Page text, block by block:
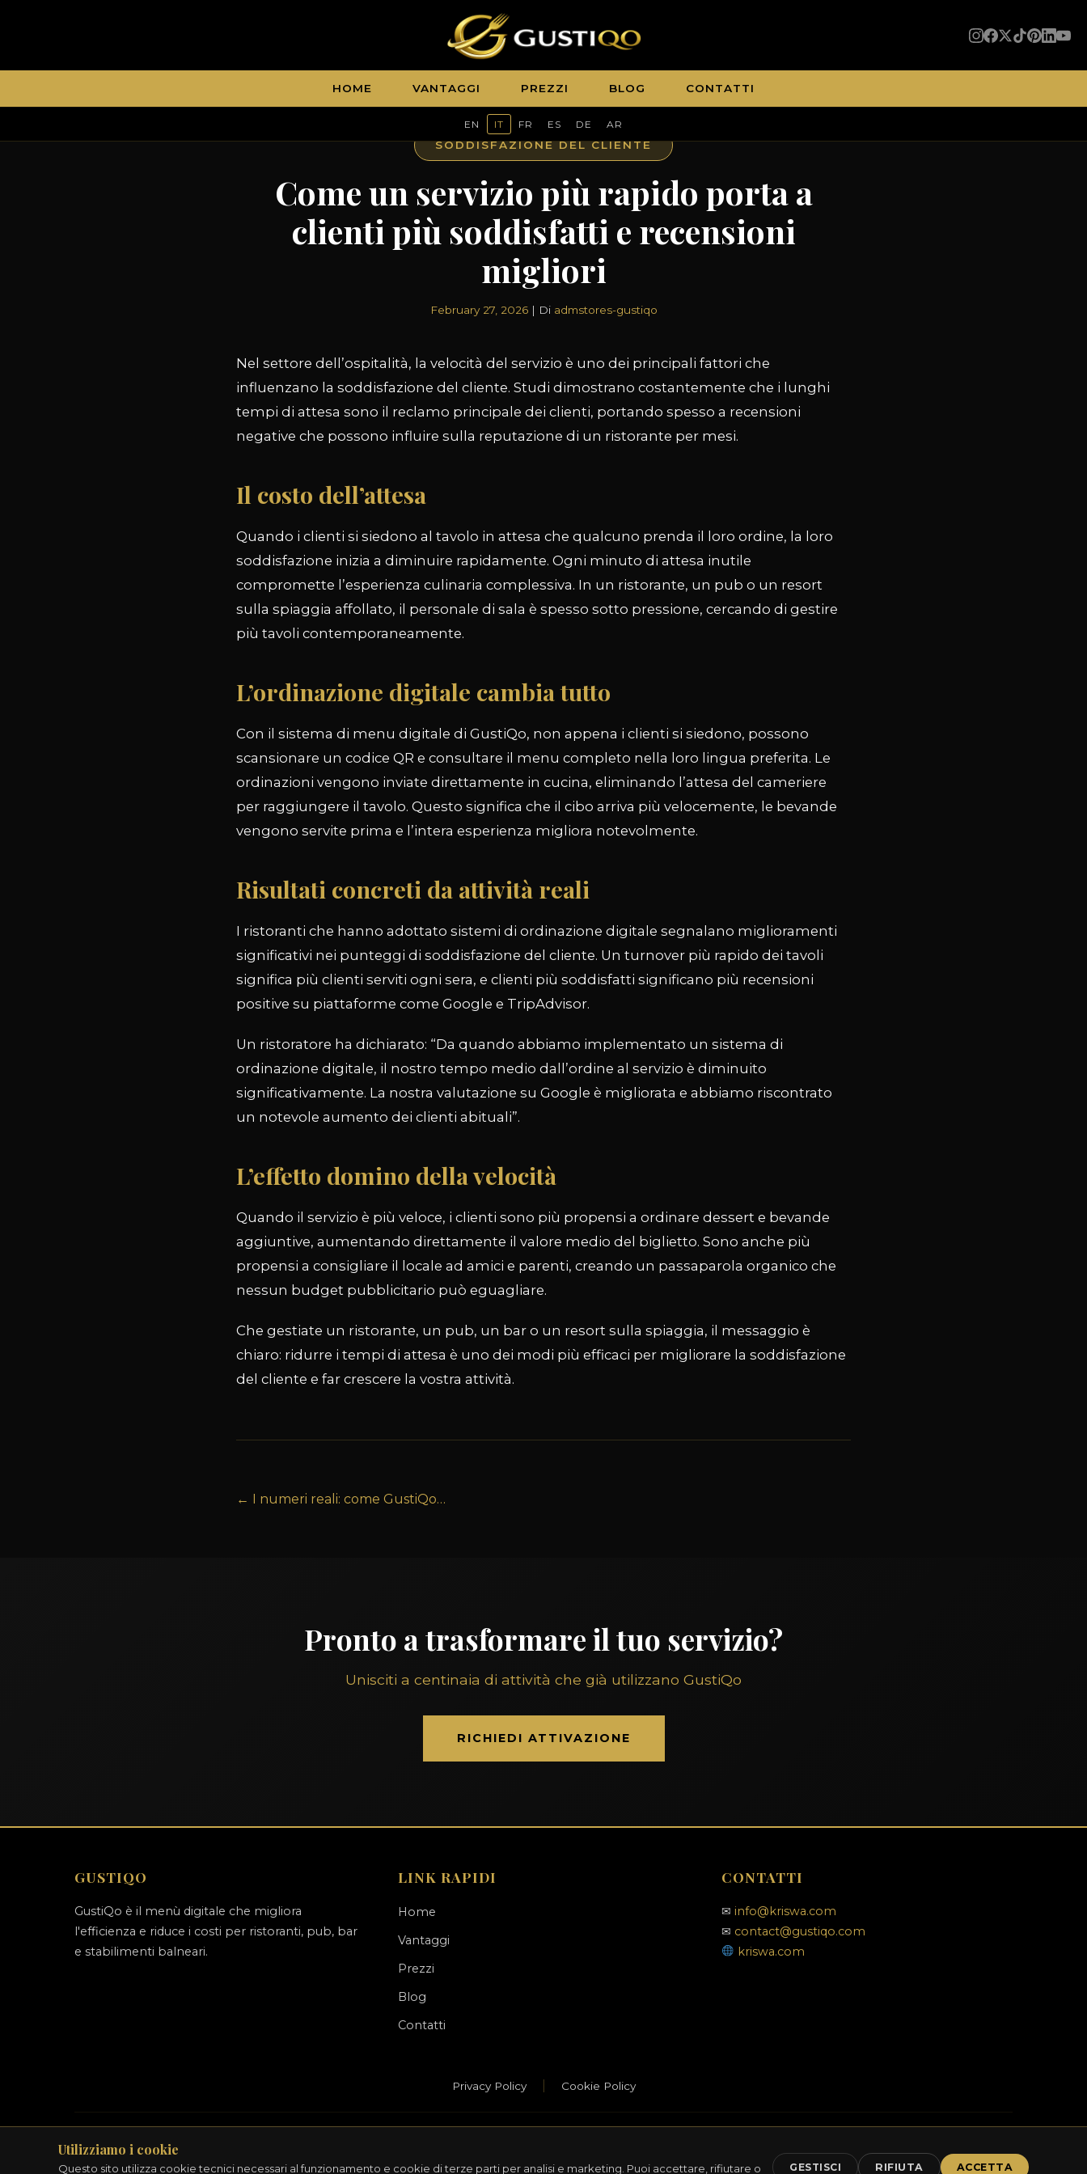
HOME VANTAGGI PREZZI BLOG CONTATTI
EN IT FR ES DE AR
SODDISFAZIONE DEL CLIENTE
Come un servizio più rapido porta a
clienti più soddisfatti e recensioni
migliori
February 27, 2026| Di admstores-gustiqo
Nel settore dell’ospitalità, la velocità del servizio è uno dei principali fattori che
influenzano la soddisfazione del cliente. Studi dimostrano costantemente che i lunghi
tempi di attesa sono il reclamo principale dei clienti, portando spesso a recensioni
negative che possono influire sulla reputazione di un ristorante per mesi.
Il costo dell’attesa
Quando i clienti si siedono al tavolo in attesa che qualcuno prenda il loro ordine, la loro
soddisfazione inizia a diminuire rapidamente. Ogni minuto di attesa inutile
compromette l’esperienza culinaria complessiva. In un ristorante, un pub o un resort
sulla spiaggia affollato, il personale di sala è spesso sotto pressione, cercando di gestire
più tavoli contemporaneamente.
L’ordinazione digitale cambia tutto
Con il sistema di menu digitale di GustiQo, non appena i clienti si siedono, possono
scansionare un codice QR e consultare il menu completo nella loro lingua preferita. Le
ordinazioni vengono inviate direttamente in cucina, eliminando l’attesa del cameriere
per raggiungere il tavolo. Questo significa che il cibo arriva più velocemente, le bevande
vengono servite prima e l’intera esperienza migliora notevolmente.
Risultati concreti da attività reali
I ristoranti che hanno adottato sistemi di ordinazione digitale segnalano miglioramenti
significativi nei punteggi di soddisfazione del cliente. Un turnover più rapido dei tavoli
significa più clienti serviti ogni sera, e clienti più soddisfatti significano più recensioni
positive su piattaforme come Google e TripAdvisor.
Un ristoratore ha dichiarato: “Da quando abbiamo implementato un sistema di
ordinazione digitale, il nostro tempo medio dall’ordine al servizio è diminuito
significativamente. La nostra valutazione su Google è migliorata e abbiamo riscontrato
un notevole aumento dei clienti abituali”.
L’effetto domino della velocità
Quando il servizio è più veloce, i clienti sono più propensi a ordinare dessert e bevande
aggiuntive, aumentando direttamente il valore medio del biglietto. Sono anche più
propensi a consigliare il locale ad amici e parenti, creando un passaparola organico che
nessun budget pubblicitario può eguagliare.
Che gestiate un ristorante, un pub, un bar o un resort sulla spiaggia, il messaggio è
chiaro: ridurre i tempi di attesa è uno dei modi più efficaci per migliorare la soddisfazione
del cliente e far crescere la vostra attività.
← I numeri reali: come GustiQo…
Pronto a trasformare il tuo servizio?
Unisciti a centinaia di attività che già utilizzano GustiQo
RICHIEDI ATTIVAZIONE
GUSTIQO
GustiQo è il menù digitale che migliora
l'efficienza e riduce i costi per ristoranti, pub, bar
e stabilimenti balneari.
LINK RAPIDI
Home
Vantaggi
Prezzi
Blog
Contatti
CONTATTI
✉ info@kriswa.com
✉ contact@gustiqo.com
kriswa.com
Privacy Policy Cookie Policy
© 2026 GustiQo. Tutti i diritti riservati. | Credits: kriswa.com | info@kriswa.com
Utilizziamo i cookie
Questo sito utilizza cookie tecnici necessari al funzionamento e cookie di terze parti per analisi e marketing. Puoi accettare, rifiutare o GESTISCI RIFIUTA ACCETTA